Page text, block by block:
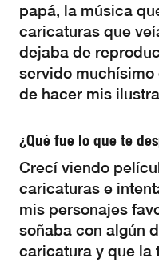
papá, la música
caricaturas que
dejaba de
servido
de hacer mis
¿Qué fue lo que te
Crecí viendo
caricaturas e
mis personajes
soñaba con algún
caricatura y que la